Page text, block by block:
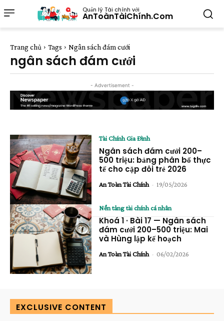
Quản lý Tài chính với
AnToànTàiChính.Com
Trang chủ Tags Ngân sách đám cưới
ngân sách đám cưới
- Advertisement -
Tài Chính Gia Đình
Ngân sách đám cưới 200–
500 triệu: bảng phân bổ thực
tế cho cặp đôi trẻ 2026
An Toàn Tài Chính - 19/05/2026
Nền tảng tài chính cá nhân
Khoá 1 · Bài 17 — Ngân sách
đám cưới 200–500 triệu: Mai
và Hùng lập kế hoạch
An Toàn Tài Chính - 06/02/2026
EXCLUSIVE CONTENT